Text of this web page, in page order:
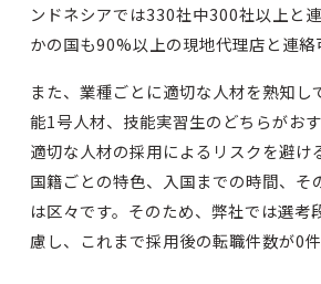
ンドネシアでは330社中300社以上と
かの国も90%以上の現地代理店と連絡
また、業種ごとに適切な人材を熟知し
能1号人材、技能実習生のどちらがお
適切な人材の採用によるリスクを避け
国籍ごとの特色、入国までの時間、そ
は区々です。そのため、弊社では選考
慮し、これまで採用後の転職件数が0件